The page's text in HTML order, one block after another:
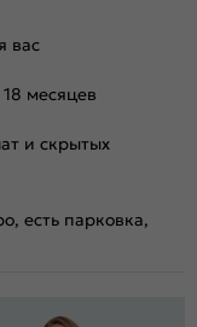
вас
месяцев
и скрытых
есть парковка,